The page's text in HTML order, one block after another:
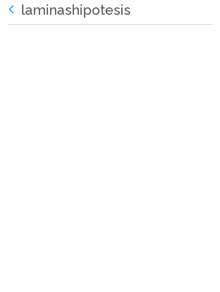
laminashipotesis